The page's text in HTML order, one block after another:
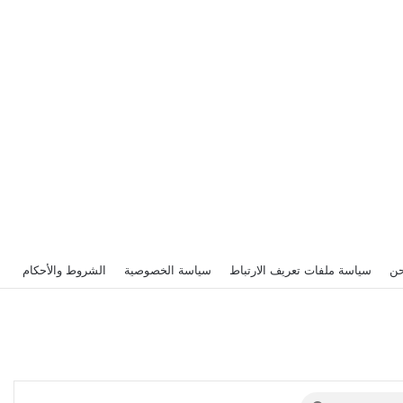
سياسة ملفات تعريف الارتباط سياسة الخصوصية الشروط والأحكام